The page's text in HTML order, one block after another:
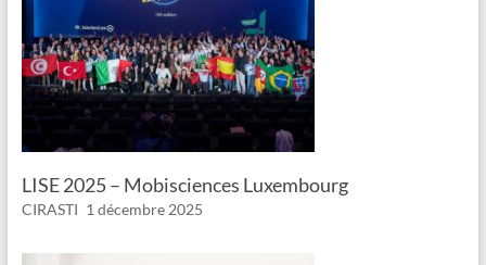
LISE 2025 – Mobisciences Luxembourg
CIRASTI 1 décembre 2025